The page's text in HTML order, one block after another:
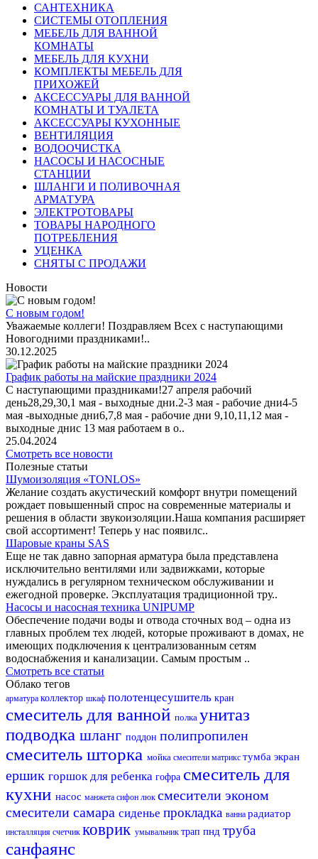
САНТЕХНИКА
СИСТЕМЫ ОТОПЛЕНИЯ
МЕБЕЛЬ ДЛЯ ВАННОЙ
КОМНАТЫ
МЕБЕЛЬ ДЛЯ КУХНИ
КОМПЛЕКТЫ МЕБЕЛЬ ДЛЯ
ПРИХОЖЕЙ
АКСЕССУАРЫ ДЛЯ ВАННОЙ
КОМНАТЫ И ТУАЛЕТА
АКСЕССУАРЫ КУХОННЫЕ
ВЕНТИЛЯЦИЯ
ВОДООЧИСТКА
НАСОСЫ И НАСОСНЫЕ
СТАНЦИИ
ШЛАНГИ И ПОЛИВОЧНАЯ
АРМАТУРА
ЭЛЕКТРОТОВАРЫ
ТОВАРЫ НАРОДНОГО
ПОТРЕБЛЕНИЯ
УЦЕНКА
СНЯТЫ С ПРОДАЖИ
Новости
С новым годом!
Уважаемые коллеги! Поздравляем Всех с наступающими
Новогодними праздниками!..
30.12.2025
График работы на майские праздники 2024
С наступающими праздниками!27 апреля рабочий
день28,29,30,1 мая - выходные дни.2-3 мая - рабочие дни4-5
мая -выходные дни6,7,8 мая - рабочие дни 9,10,11,12 мая -
выходные днис 13 мая работаем в о..
25.04.2024
Смотреть все новости
Полезные статьи
Шумоизоляция «TONLOS»
Желание создать акустический комфорт внутри помещений
рождает повышенный спрос на современные материалы и
решения в области звукоизоляции.Наша компания расширяет
свой ассортимент! Теперь у нас появилс..
Шаровые краны SAS
Еще не так давно запорная арматура была представлена
исключительно вентилями или задвижками, которые
нуждались в регулярном техническом обслуживании и
ежегодной проверке. Эксплуатация традиционной тру..
Насосы и насосная техника UNIPUMP
Обеспечение подачи воды и отвода сточных вод – одна из
главных проблем тех людей, которые проживают в домах, не
имеющих подключения к централизованным сетям
водоснабжения и канализации. Самым простым ..
Смотреть все статьи
Облако тегов
арматура коллектор шкаф полотенцесушитель кран
смеситель для ванной полка унитаз
подводка шланг поддон полипропилен
смеситель шторка мойка смесители матрикс тумба экран
ершик горшок для ребенка гофра смеситель для
кухни насос манжета сифон люк смесители эконом
смесители самара сиденье прокладка ванна радиатор
инсталляция счетчик коврик умывальник трап пнд труба
санфаянс